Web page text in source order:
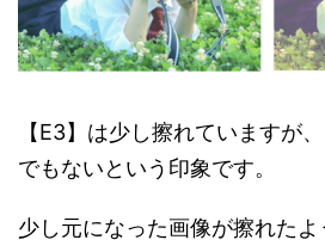
【E3】は少し擦れていますが
でもないという印象です。
少し元になった画像が擦れた